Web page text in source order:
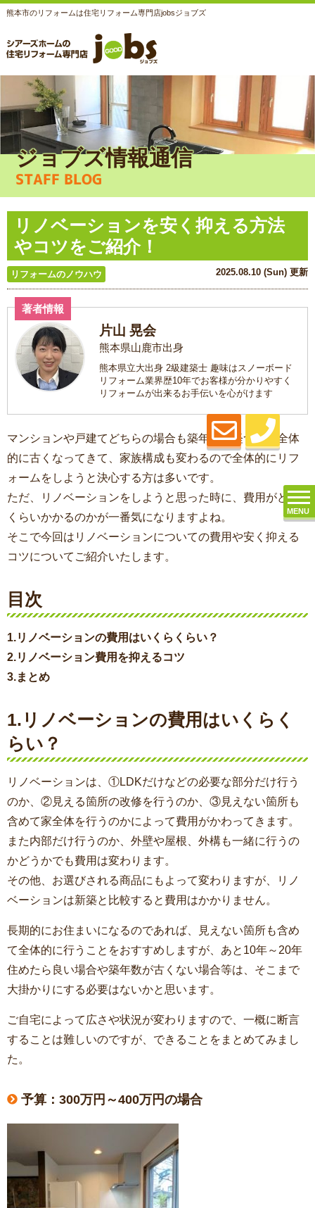
熊本市のリフォームは住宅リフォーム専門店jobsジョブズ
MENU
ジョブズ情報通信
STAFF BLOG
リノベーションを安く抑える方法
やコツをご紹介！
リフォームのノウハウ 2025.08.10 (Sun) 更新
著者情報
片山 晃会
熊本県山鹿市出身
熊本県立大出身 2級建築士 趣味はスノーボード
リフォーム業界歴10年でお客様が分かりやすく
リフォームが出来るお手伝いを心がけます
マンションや戸建てどちらの場合も築年数が経つと、全体
的に古くなってきて、家族構成も変わるので全体的にリフ
ォームをしようと決心する方は多いです。
ただ、リノベーションをしようと思った時に、費用がどの
くらいかかるのかが一番気になりますよね。
そこで今回はリノベーションについての費用や安く抑える
コツについてご紹介いたします。
目次
1.リノベーションの費用はいくらくらい？
2.リノベーション費用を抑えるコツ
3.まとめ
1.リノベーションの費用はいくらく
らい？
リノベーションは、①LDKだけなどの必要な部分だけ行う
のか、②見える箇所の改修を行うのか、③見えない箇所も
含めて家全体を行うのかによって費用がかわってきます。
また内部だけ行うのか、外壁や屋根、外構も一緒に行うの
かどうかでも費用は変わります。
その他、お選びされる商品にもよって変わりますが、リノ
ベーションは新築と比較すると費用はかかりません。
長期的にお住まいになるのであれば、見えない箇所も含め
て全体的に行うことをおすすめしますが、あと10年～20年
住めたら良い場合や築年数が古くない場合等は、そこまで
大掛かりにする必要はないかと思います。
ご自宅によって広さや状況が変わりますので、一概に断言
することは難しいのですが、できることをまとめてみまし
た。
予算：300万円～400万円の場合